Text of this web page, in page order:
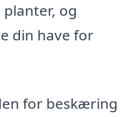
og
din have for
for beskæring